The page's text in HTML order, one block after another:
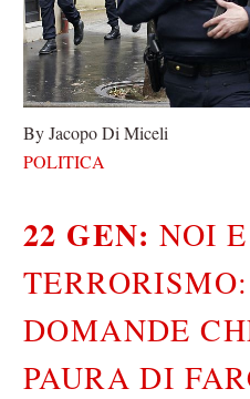
By Jacopo Di Miceli
POLITICA
22 GEN:NOI
DOMANDE
PAURA DI